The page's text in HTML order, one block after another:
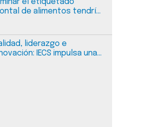
el etiquetado
de alimentos tendría
Argentinaliderazgo e
IECS impulsa una